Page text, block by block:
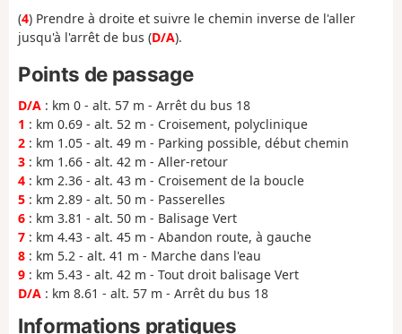
(4) Prendre à droite et suivre le chemin inverse de l'aller
jusqu'à l'arrêt de bus (D/A).
Points de passage
D/A : km 0 - alt. 57 m - Arrêt du bus 18
1 : km 0.69 - alt. 52 m - Croisement, polyclinique
2 : km 1.05 - alt. 49 m - Parking possible, début chemin
3 : km 1.66 - alt. 42 m - Aller-retour
4 : km 2.36 - alt. 43 m - Croisement de la boucle
5 : km 2.89 - alt. 50 m - Passerelles
6 : km 3.81 - alt. 50 m - Balisage Vert
7 : km 4.43 - alt. 45 m - Abandon route, à gauche
8 : km 5.2 - alt. 41 m - Marche dans l'eau
9 : km 5.43 - alt. 42 m - Tout droit balisage Vert
D/A : km 8.61 - alt. 57 m - Arrêt du bus 18
Informations pratiques